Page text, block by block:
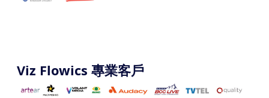
Viz Flowics 專業客戶